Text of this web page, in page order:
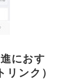
におす
ンク）